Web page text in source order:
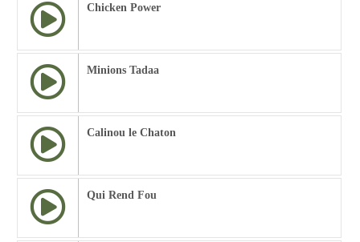
Chicken Power
Minions Tadaa
Calinou le Chaton
Qui Rend Fou